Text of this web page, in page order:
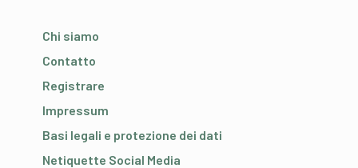
Chi siamo
Contatto
Registrare
Impressum
Basi legali e protezione dei dati
Netiquette Social Media